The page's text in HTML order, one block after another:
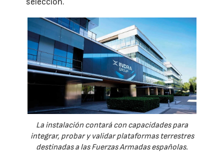
La instalación contará con capacidades para
integrar, probar y validar plataformas terrestres
destinadas a las Fuerzas Armadas españolas.